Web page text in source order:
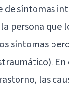
de síntomas
persona que
síntomas
las